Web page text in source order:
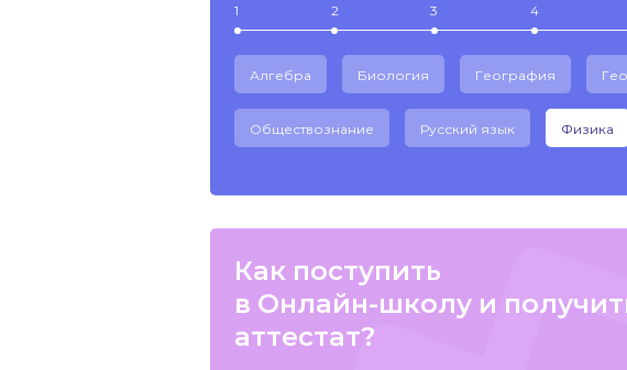
1 2 3 4
Алгебра Биология География
Обществознание Русский язык Физика
Как поступить
в Онлайн-школу и
аттестат?